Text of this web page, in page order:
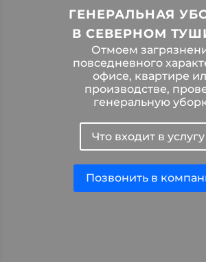
ГЕНЕРАЛЬНАЯ
В СЕВЕРНОМ
Отмоем
повседневного
офисе, квартире
производстве,
генеральную
Что входит в услугу
Позвонить в